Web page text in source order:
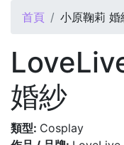
您在這裡
首頁 小原鞠莉 婚
婚紗
類型: Cosplay